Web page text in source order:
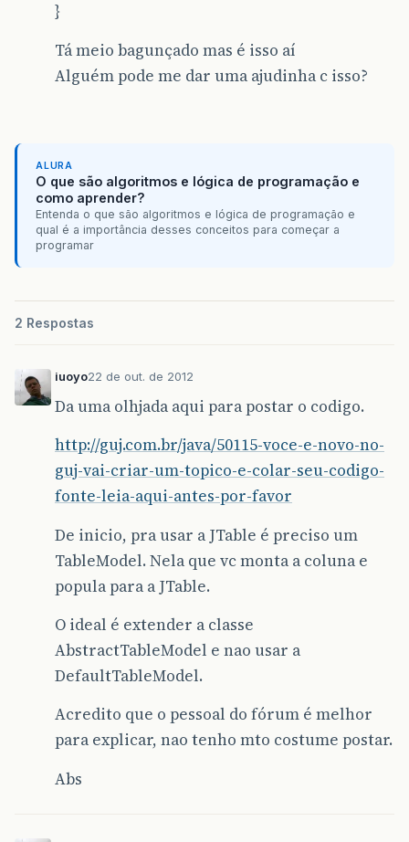
Connection conn = null;
conn
getConnection
int numtabelas = Tabelas
for
int <numtabelas;
tabela Tabela = new tabela();
Tabela = (model.tabela) Tabelas
//{((model.tabela)
};
String
//((model.tabela) Tabela).getNome()
//};
JTable tbCompleta = new
//getContentPane().add(tbCompleta,
//
//
this.setJMenuBar
this.setVisible(true);
setDefaultCloseOperation
}
Tá meio bagunçado mas é isso aí
Alguém pode me dar uma ajudinha c isso?
ALURA
O que são algoritmos e lógica de programação e
como aprender?
Entenda o que são algoritmos e lógica de programação e
qual é a importância desses conceitos para começar a
programar
2 Respostas
iuoyo22 de out. de 2012
Da uma olhjada aqui para postar o codigo.
http://guj.com.br/java/50115-voce-e-novo-no-
guj-vai-criar-um-topico-e-colar-seu-codigo-
fonte-leia-aqui-antes-por-favor
De inicio, pra usar a JTable é preciso um
TableModel. Nela que vc monta a coluna e
popula para a JTable.
O ideal é extender a classe
AbstractTableModel e nao usar a
DefaultTableModel.
Acredito que o pessoal do fórum é melhor
para explicar, nao tenho mto costume postar.
Abs